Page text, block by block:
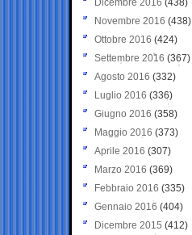
Dicembre 2016 (438)
Novembre 2016 (438)
Ottobre 2016 (424)
Settembre 2016 (367)
Agosto 2016 (332)
Luglio 2016 (336)
Giugno 2016 (358)
Maggio 2016 (373)
Aprile 2016 (307)
Marzo 2016 (369)
Febbraio 2016 (335)
Gennaio 2016 (404)
Dicembre 2015 (412)